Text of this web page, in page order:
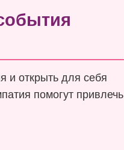
и открыть для себя
помогут привлечь